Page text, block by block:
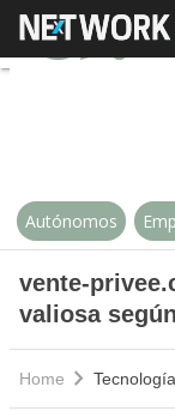
Autónomos
vente-
valiosa
Home Tecnología